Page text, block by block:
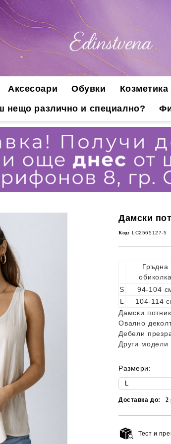
Аксесоари Обувки
нещо различно и специално?
Дамски
Код: LC2565127-5
Гръдна
обиколка
S
94-104
L
104-114
Дамски
Овално
Дебели
Други модели
Размери:
Доставка до: 2
Тест и